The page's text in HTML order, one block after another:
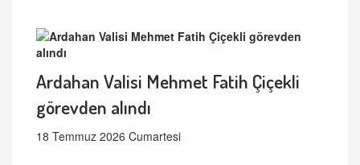
Ardahan Valisi Mehmet Fatih Çiçekli
görevden alındı
18 Temmuz 2026 Cumartesi